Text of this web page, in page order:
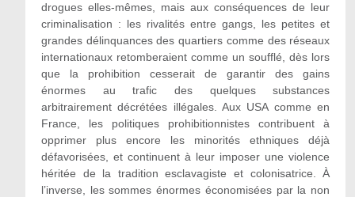
drogues elles-mêmes, mais aux conséquences de leur
criminalisation : les rivalités entre gangs, les petites et
grandes délinquances des quartiers comme des réseaux
internationaux retomberaient comme un soufflé, dès lors
que la prohibition cesserait de garantir des gains
énormes au trafic des quelques substances
arbitrairement décrétées illégales. Aux USA comme en
France, les politiques prohibitionnistes contribuent à
opprimer plus encore les minorités ethniques déjà
défavorisées, et continuent à leur imposer une violence
héritée de la tradition esclavagiste et colonisatrice. À
l’inverse, les sommes énormes économisées par la non